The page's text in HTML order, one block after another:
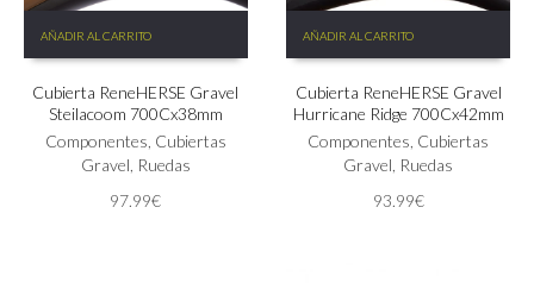
AÑADIR AL CARRITO
Cubierta ReneHERSE Gravel
Steilacoom 700Cx38mm
Componentes Cubiertas
Gravel Ruedas
97.99€
AÑADIR AL CARRITO
Cubierta ReneHERSE Gravel
Hurricane Ridge 700Cx42mm
Componentes Cubiertas
Gravel Ruedas
93.99€